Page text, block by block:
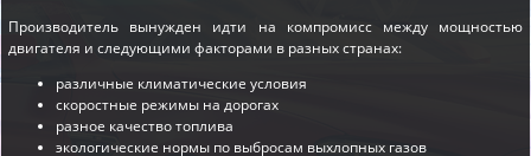
Производитель вынужден идти на компромисс между мощностью
двигателя и следующими факторами в разных странах:
различные климатические условия
скоростные режимы на дорогах
разное качество топлива
экологические нормы по выбросам выхлопных газов